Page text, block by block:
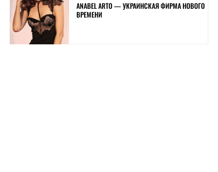
ANABEL ARTO — УКРАИНСКАЯ ФИРМА НОВОГО
ВРЕМЕНИ